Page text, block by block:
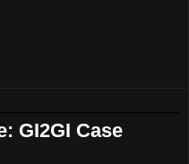
GI2GI Case